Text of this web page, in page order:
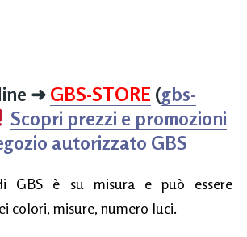
➜ GBS-STORE (gbs-
Scopri prezzi e promozioni
autorizzato GBS
GBS è su misura e può essere
colori, misure, numero luci.